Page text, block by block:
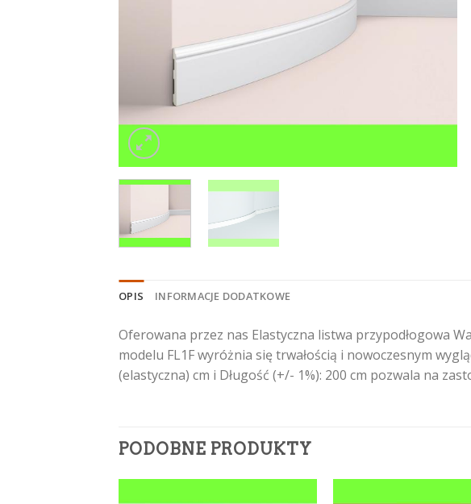
OPIS INFORMACJE DODATKOWE
Oferowana przez nas Elastyczna listwa przypodłogowa
modelu FL1F wyróżnia się trwałością i nowoczesnym
(elastyczna) cm i Długość (+/- 1%): 200 cm pozwala na
PODOBNE PRODUKTY